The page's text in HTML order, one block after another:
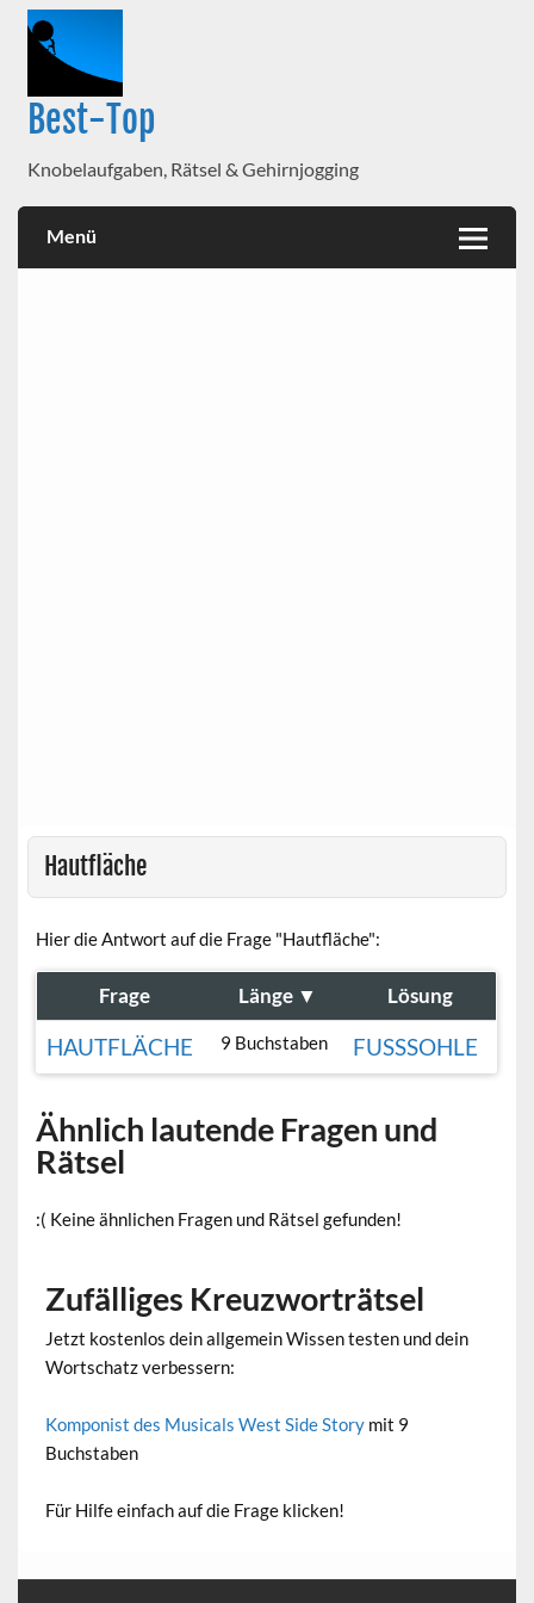
Best-Top
Knobelaufgaben, Rätsel & Gehirnjogging
Menü
Hautfläche
Hier die Antwort auf die Frage "Hautfläche":
Frage Länge ▼ Lösung
HAUTFLÄCHE 9 Buchstaben FUSSSOHLE
Ähnlich lautende Fragen und
Rätsel
:( Keine ähnlichen Fragen und Rätsel gefunden!
Zufälliges Kreuzworträtsel
Jetzt kostenlos dein allgemein Wissen testen und dein
Wortschatz verbessern:
Komponist des Musicals West Side Story mit 9
Buchstaben
Für Hilfe einfach auf die Frage klicken!